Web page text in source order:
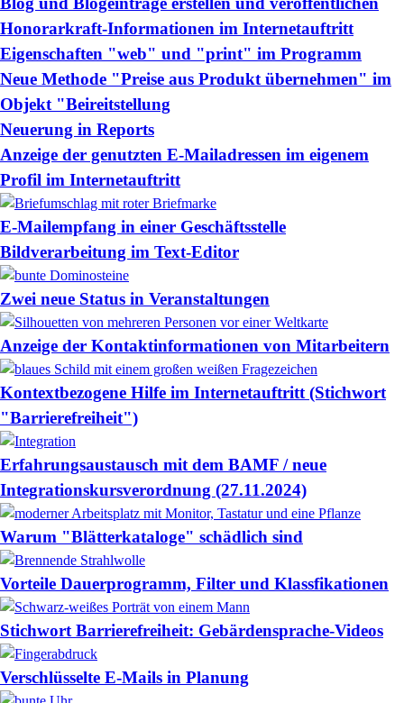
Honorarkraft-Informationen im Internetauftritt
Eigenschaften "web" und "print" im Programm
Neue Methode "Preise aus Produkt übernehmen" im
Objekt "Beireitstellung
Neuerung in Reports
Anzeige der genutzten E-Mailadressen im eigenem
Profil im Internetauftritt
E-Mailempfang in einer Geschäftsstelle
Bildverarbeitung im Text-Editor
Zwei neue Status in Veranstaltungen
Anzeige der Kontaktinformationen von Mitarbeitern
Kontextbezogene Hilfe im Internetauftritt (Stichwort
"Barrierefreiheit")
Erfahrungsaustausch mit dem BAMF / neue
Integrationskursverordnung (27.11.2024)
Warum "Blätterkataloge" schädlich sind
Vorteile Dauerprogramm, Filter und Klassfikationen
Stichwort Barrierefreiheit: Gebärdensprache-Videos
Verschlüsselte E-Mails in Planung